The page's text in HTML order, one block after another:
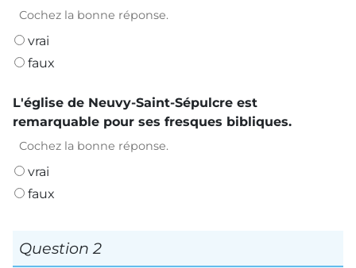
Cochez la bonne réponse.
vrai
faux
L'église de Neuvy-Saint-Sépulcre est
remarquable pour ses fresques bibliques.
Cochez la bonne réponse.
vrai
faux
Question 2